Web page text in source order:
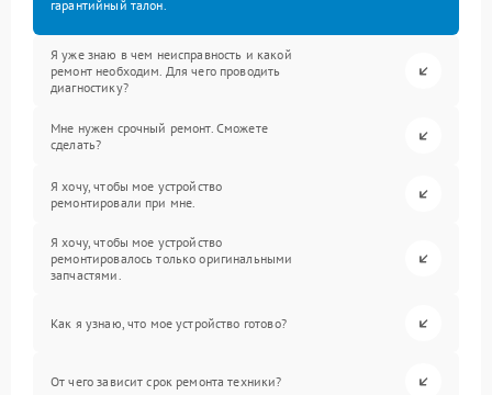
гарантийный талон.
Я уже знаю в чем неисправность и какой
ремонт необходим. Для чего проводить
диагностику?
Мне нужен срочный ремонт. Сможете
сделать?
Я хочу, чтобы мое устройство
ремонтировали при мне.
Я хочу, чтобы мое устройство
ремонтировалось только оригинальными
запчастями.
Как я узнаю, что мое устройство готово?
От чего зависит срок ремонта техники?